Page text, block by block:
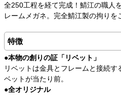
全250工程を経て完成！鯖江の職人
レームメガネ。完全鯖江製の拘りを
特徴
●本物の創りの証「リベット」
リベットは金具とフレームと接続す
ベットが当たり前。
●全オリジナル